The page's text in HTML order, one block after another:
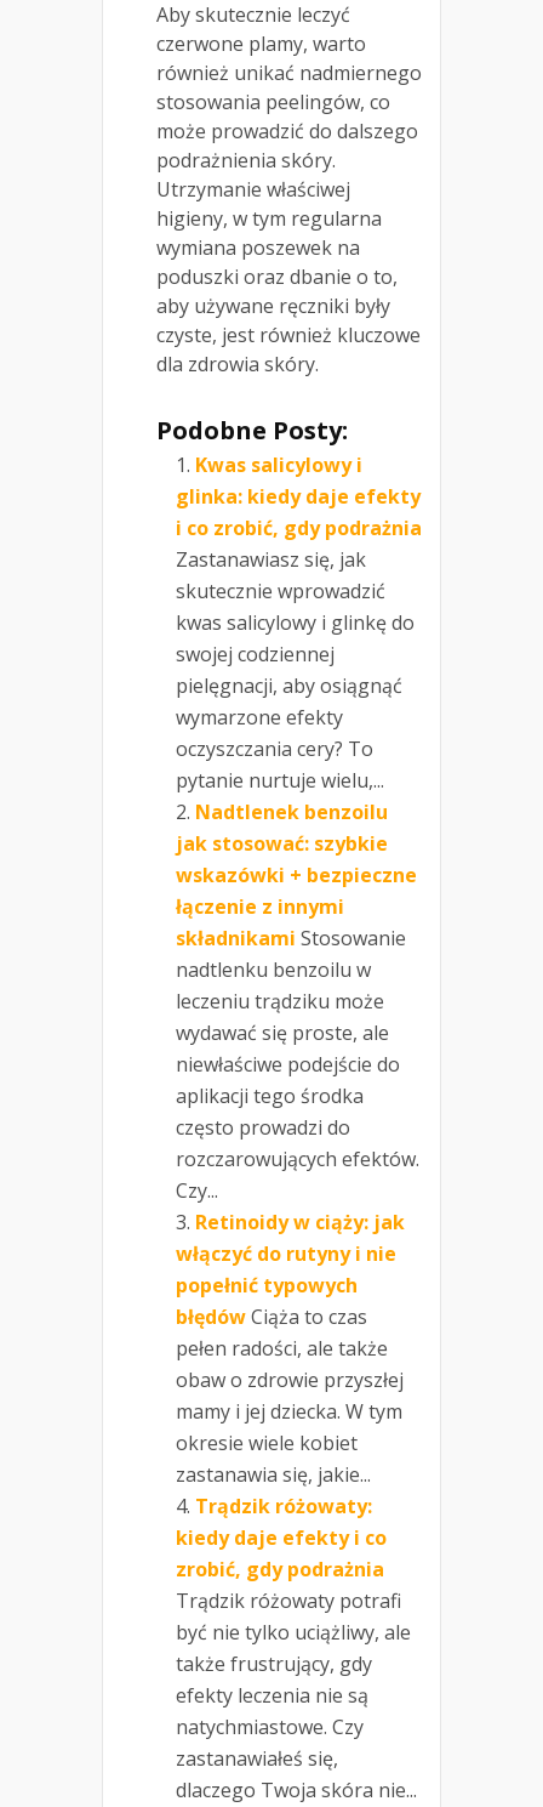
Aby skutecznie leczyć
czerwone plamy, warto
również unikać nadmiernego
stosowania peelingów, co
może prowadzić do dalszego
podrażnienia skóry.
Utrzymanie właściwej
higieny, w tym regularna
wymiana poszewek na
poduszki oraz dbanie o to,
aby używane ręczniki były
czyste, jest również kluczowe
dla zdrowia skóry.
Podobne Posty:
Kwas salicylowy i
glinka: kiedy daje efekty
i co zrobić, gdy podrażnia
Zastanawiasz się, jak
skutecznie wprowadzić
kwas salicylowy i glinkę do
swojej codziennej
pielęgnacji, aby osiągnąć
wymarzone efekty
oczyszczania cery? To
pytanie nurtuje wielu,...
Nadtlenek benzoilu
jak stosować: szybkie
wskazówki + bezpieczne
łączenie z innymi
składnikami Stosowanie
nadtlenku benzoilu w
leczeniu trądziku może
wydawać się proste, ale
niewłaściwe podejście do
aplikacji tego środka
często prowadzi do
rozczarowujących efektów.
Czy...
Retinoidy w ciąży: jak
włączyć do rutyny i nie
popełnić typowych
błędówCiąża to czas
pełen radości, ale także
obaw o zdrowie przyszłej
mamy i jej dziecka. W tym
okresie wiele kobiet
zastanawia się, jakie...
Trądzik różowaty:
kiedy daje efekty i co
zrobić, gdy podrażnia
Trądzik różowaty potrafi
być nie tylko uciążliwy, ale
także frustrujący, gdy
efekty leczenia nie są
natychmiastowe. Czy
zastanawiałeś się,
dlaczego Twoja skóra nie...